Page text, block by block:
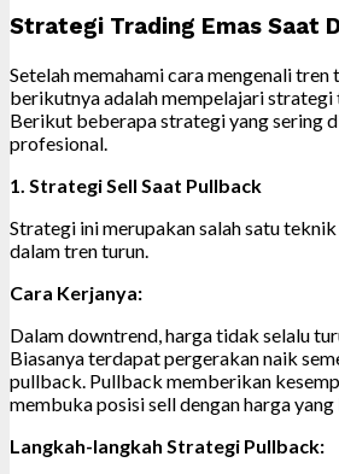
Strategi Trading Emas Saat
Setelah memahami cara mengenali tren
berikutnya adalah mempelajari
Berikut beberapa strategi yang sering
profesional.
1. Strategi Sell Saat Pullback
Strategi ini merupakan salah satu
dalam tren turun.
Cara Kerjanya:
Dalam downtrend, harga tidak selalu
Biasanya terdapat pergerakan naik
pullback. Pullback memberikan
membuka posisi sell dengan harga
Langkah-langkah Strategi Pullback: